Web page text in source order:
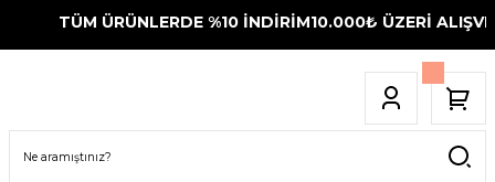
TÜM ÜRÜNLERDE %10 İNDİRİM10.000₺ ÜZERİ